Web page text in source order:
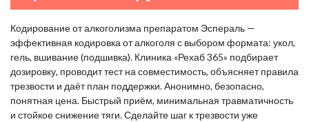
Кодирование от алкоголизма препаратом Эспераль —
эффективная кодировка от алкоголя с выбором формата: укол,
гель, вшивание (подшивка). Клиника «Рехаб 365» подбирает
дозировку, проводит тест на совместимость, объясняет правила
трезвости и даёт план поддержки. Анонимно, безопасно,
понятная цена. Быстрый приём, минимальная травматичность
и стойкое снижение тяги. Сделайте шаг к трезвости уже